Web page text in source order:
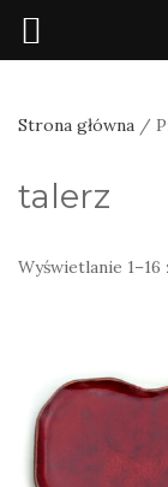
Strona główna /
talerz
Wyświetlanie